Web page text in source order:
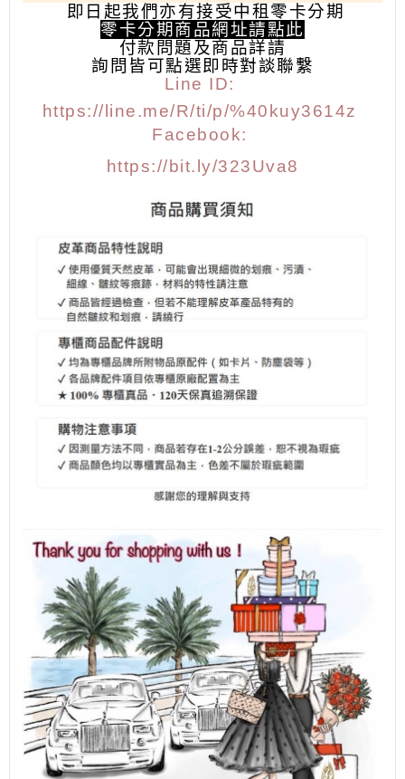
即日起我們亦有接受中租零卡分期
零卡分期商品網址請點此
付款問題及商品詳請
詢問皆可點選 即時對談聯繫
Line ID:
https://line.me/R/ti/p/%40kuy3614z
Facebook:
https://bit.ly/323Uva8